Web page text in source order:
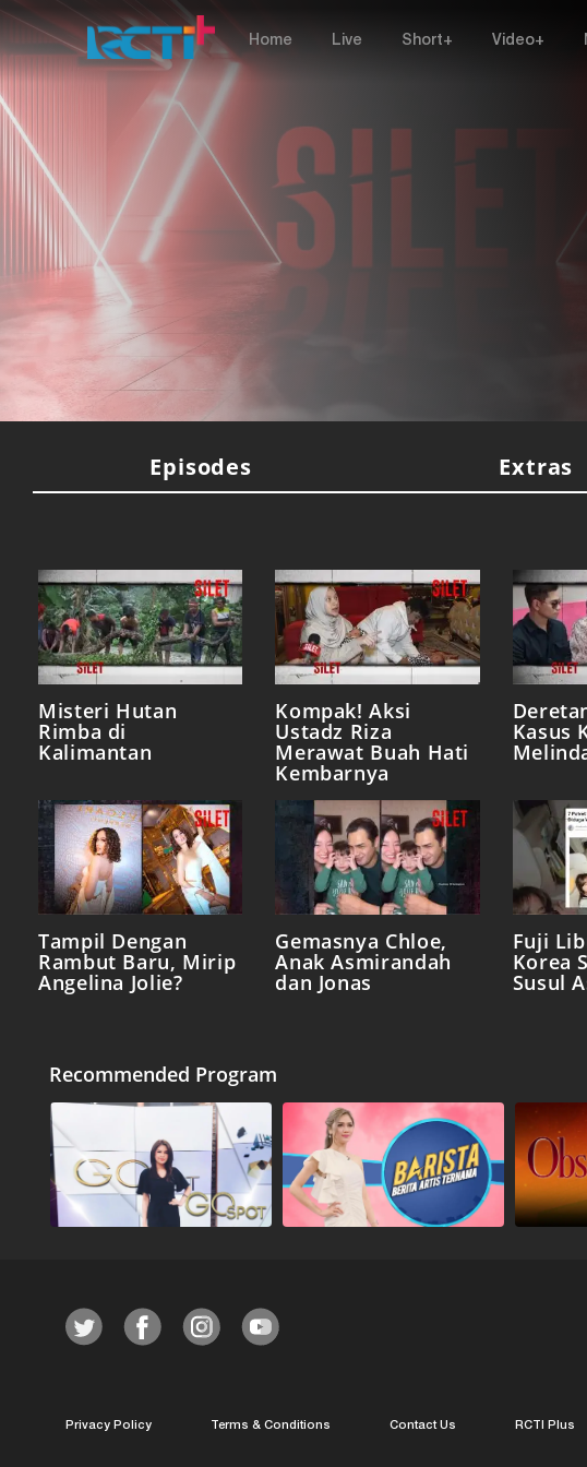
Home Live Short+ Video+
Episodes Extras
Misteri Hutan
Rimba di
Kalimantan
Kompak! Aksi
Ustadz Riza
Merawat Buah Hati
Kembarnya
Kasus
Tampil Dengan
Rambut Baru, Mirip
Angelina Jolie?
Gemasnya Chloe,
Anak Asmirandah
dan Jonas
Fuji
Korea
Susul
Recommended Program
Privacy Policy Terms & Conditions Contact Us RCTI Plus